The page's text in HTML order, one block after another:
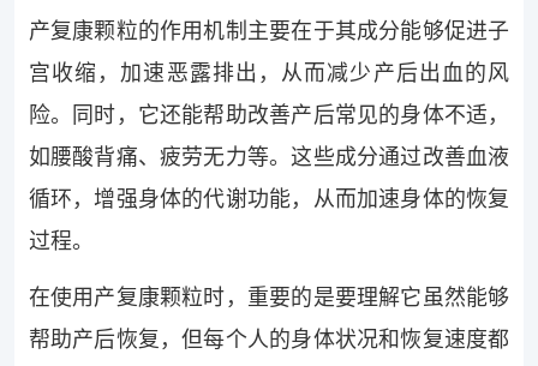
产复康颗粒的作用机制主要在于其成分能够促进子
宫收缩，加速恶露排出，从而减少产后出血的风
险。同时，它还能帮助改善产后常见的身体不适，
如腰酸背痛、疲劳无力等。这些成分通过改善血液
循环，增强身体的代谢功能，从而加速身体的恢复
过程。
在使用产复康颗粒时，重要的是要理解它虽然能够
帮助产后恢复，但每个人的身体状况和恢复速度都